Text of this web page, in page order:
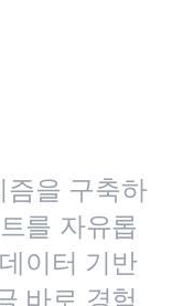
즘을 구축하
를 자유롭
이터 기반
바로 경험